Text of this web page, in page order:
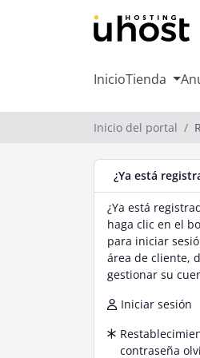
InicioTienda
Inicio del portal
¿Ya está
¿Ya está
haga clic en el
para iniciar
área de cliente,
gestionar su
Iniciar sesión
contraseña